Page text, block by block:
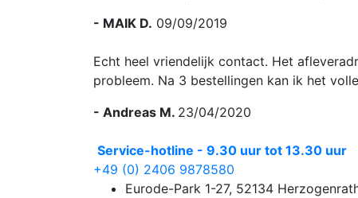
- MAIK D. 09/09/2019
Echt heel vriendelijk contact. Het
probleem. Na 3 bestellingen kan ik het
- Andreas M. 23/04/2020
Service-hotline - 9.30 uur tot 13.30 uur
+49 (0) 2406 9878580
Eurode-Park 1-27, 52134